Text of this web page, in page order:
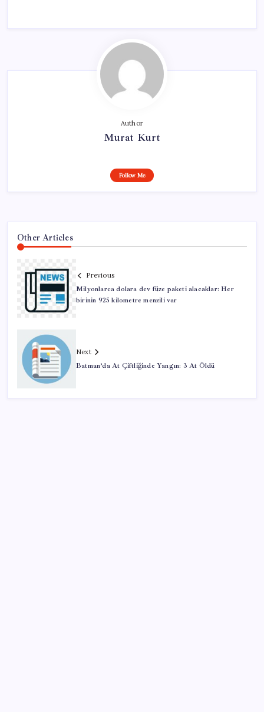
Author
Murat Kurt
Follow Me
Other Articles
Previous
Milyonlarca dolara dev füze paketi alacaklar: Her
birinin 925 kilometre menzili var
Next
Batman’da At Çiftliğinde Yangın: 3 At Öldü